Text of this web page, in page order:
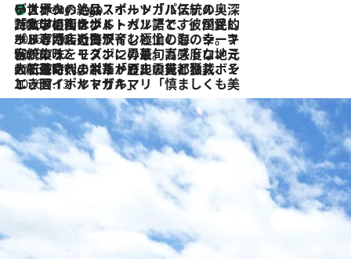
3 Hours Ago
リスボンの絶品スイーツ「パステル・デ・ナタ」とは？ポルトガル伝統の奥深い世界へ
2026.7.27
「私の祖国はポルトガル語です」国民的詩人フェルナンド・ペソアと、彼が愛した文学の街を歩く
2026.7.26
ポルトガル近海が育む極上の海の幸。キリリと冷えた白ワインと愉しむ、シーフード専門店の贅沢
2026.7.22
伝統の味をモダンに昇華。高感度な地元客が集う、リスボンの最旬ガストロノミー
2026.7.21
大航海時代の栄華から、震災、独裁、そして革命へ。ポルトガル・首都リスボンの石畳に刻まれた「歴史の光と影」
2026.7.13
エッセイ・ヤマザキマリ「慎ましくも美しき国 ポルトガル」